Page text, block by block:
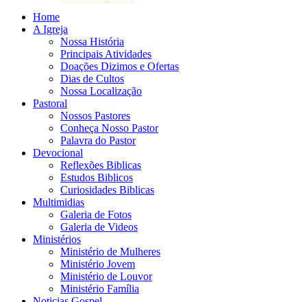
Home
A Igreja
Nossa História
Principais Atividades
Doações Dizimos e Ofertas
Dias de Cultos
Nossa Localização
Pastoral
Nossos Pastores
Conheça Nosso Pastor
Palavra do Pastor
Devocional
Reflexões Biblicas
Estudos Biblicos
Curiosidades Biblicas
Multimidias
Galeria de Fotos
Galeria de Videos
Ministérios
Ministério de Mulheres
Ministério Jovem
Ministério de Louvor
Ministério Família